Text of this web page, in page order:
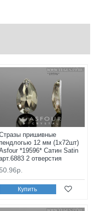
пришивные
пендлогью 12 мм (1x72шт)
*19596* Сатин Satin
2 отверстия
50.96р.
Купить